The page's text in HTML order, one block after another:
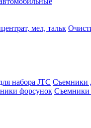
мел, тальк
набора JTC Съемники
форсунок Съемники